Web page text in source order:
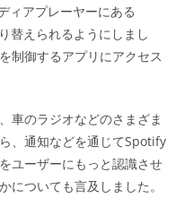
ィアプレーヤーにある
替えられるようにしまし
制御するアプリにアクセス
車のラジオなどのさまざま
、通知などを通じてSpotify
ユーザーにもっと認識させ
についても言及しました。